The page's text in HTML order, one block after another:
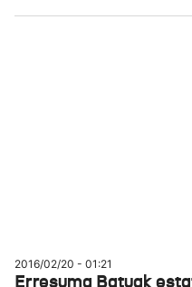
2016/02/20 - 01:21
Erresuma Batuak